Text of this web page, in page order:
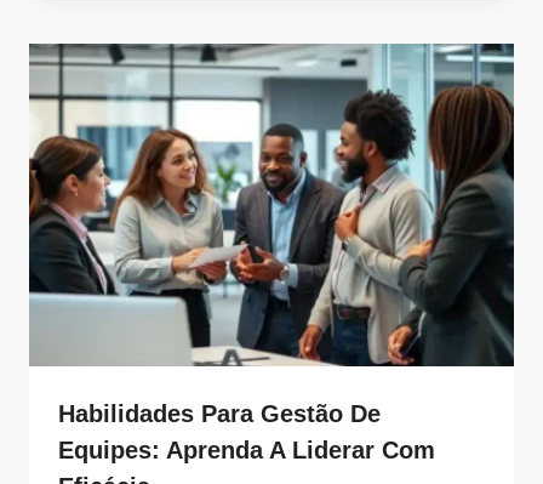
Habilidades Para Gestão De
Equipes: Aprenda A Liderar Com